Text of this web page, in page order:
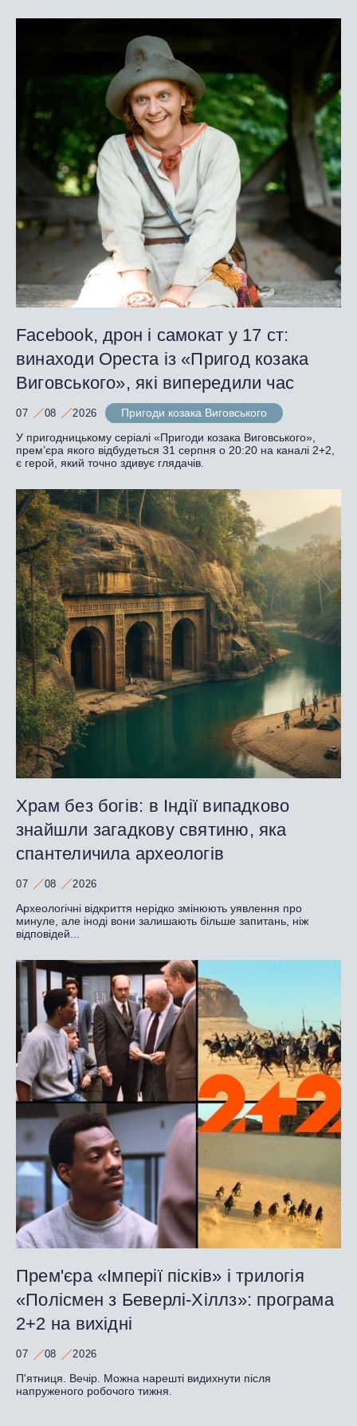
Facebook, дрон і самокат у 17 ст:
винаходи Ореста із «Пригод козака
Виговського», які випередили час
07 08 2026
Пригоди козака Виговського
У пригодницькому серіалі «Пригоди козака Виговського»,
прем’єра якого відбудеться 31 серпня о 20:20 на каналі 2+2,
є герой, який точно здивує глядачів.
Храм без богів: в Індії випадково
знайшли загадкову святиню, яка
спантеличила археологів
07 08 2026
Археологічні відкриття нерідко змінюють уявлення про
минуле, але іноді вони залишають більше запитань, ніж
відповідей...
Прем'єра «Імперії пісків» і трилогія
«Полісмен з Беверлі-Хіллз»: програма
2+2 на вихідні
07 08 2026
П'ятниця. Вечір. Можна нарешті видихнути після
напруженого робочого тижня.